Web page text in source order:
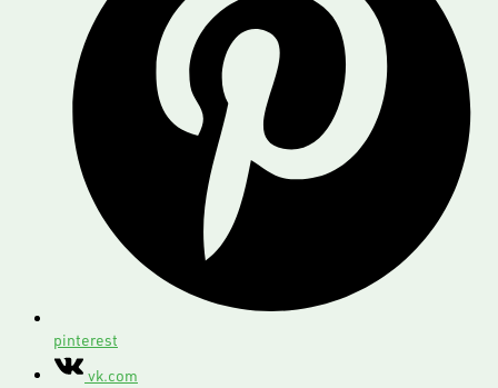
pinterest
vk.com